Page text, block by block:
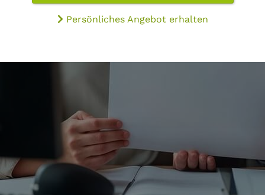
Persönliches Angebot erhalten